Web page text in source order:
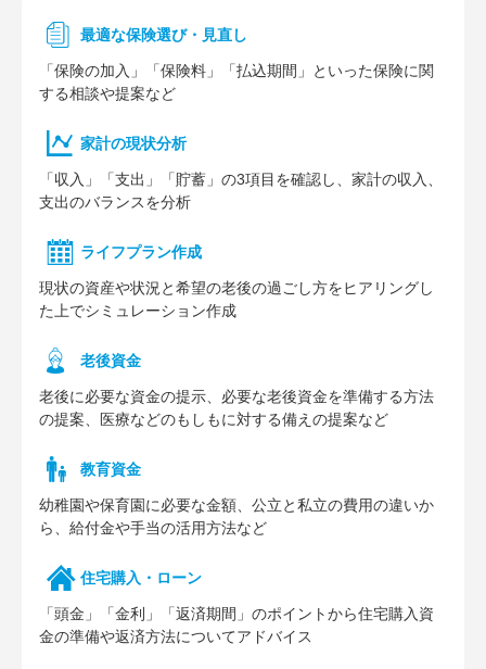
最適な保険選び・見直し
「保険の加入」「保険料」「払込期間」といった保険に関
する相談や提案など
家計の現状分析
「収入」「支出」「貯蓄」の3項目を確認し、家計の収入、
支出のバランスを分析
ライフプラン作成
現状の資産や状況と希望の老後の過ごし方をヒアリングし
た上でシミュレーション作成
⽼後資⾦
老後に必要な資金の提示、必要な老後資金を準備する方法
の提案、医療などのもしもに対する備えの提案など
教育資金
幼稚園や保育園に必要な⾦額、公⽴と私⽴の費⽤の違いか
ら、給付⾦や⼿当の活⽤⽅法など
住宅購⼊・ローン
「頭⾦」「⾦利」「返済期間」のポイントから住宅購⼊資
⾦の準備や返済⽅法についてアドバイス